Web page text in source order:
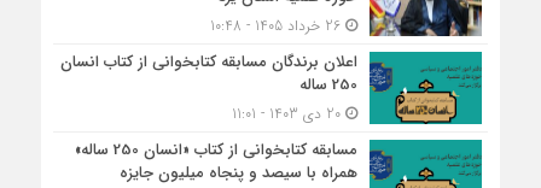
26 خرداد 1405 - 10:48
اعلان برندگان مسابقه کتابخوانی از کتاب انسان
250 ساله
20 دی 1403 - 11:01
مسابقه کتاب‎خوانی از کتاب «انسان 250 ساله»
همراه با سیصد و پنجاه میلیون جایزه